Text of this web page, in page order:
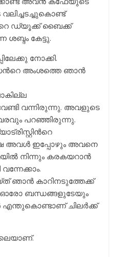
ഡ്യൂക്ക് ബൈക്ക്
ശബ്ദം കേട്ടു.
നോക്കി.
അംശത്തെ ഞാന്‍
വന്നിരുന്നു. അവളുടെ
പറഞ്ഞിരുന്നു.
അവള്‍ ഇപ്പോഴും അവനെ
നിന്നും കരകയറാന്‍
ഞാന്‍ കാറിനടുത്തേക്ക്
ഓരോ ബന്ധങ്ങളുടേയും
എന്തുകൊണ്ടാണ് ചിലര്‍ക്ക്